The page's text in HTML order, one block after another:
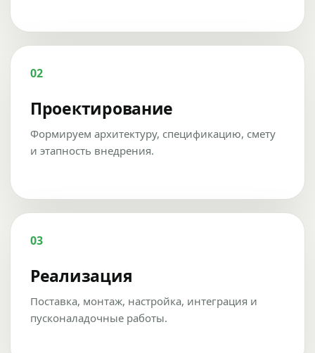
02
Проектирование
Формируем архитектуру, спецификацию, смету
и этапность внедрения.
03
Реализация
Поставка, монтаж, настройка, интеграция и
пусконаладочные работы.